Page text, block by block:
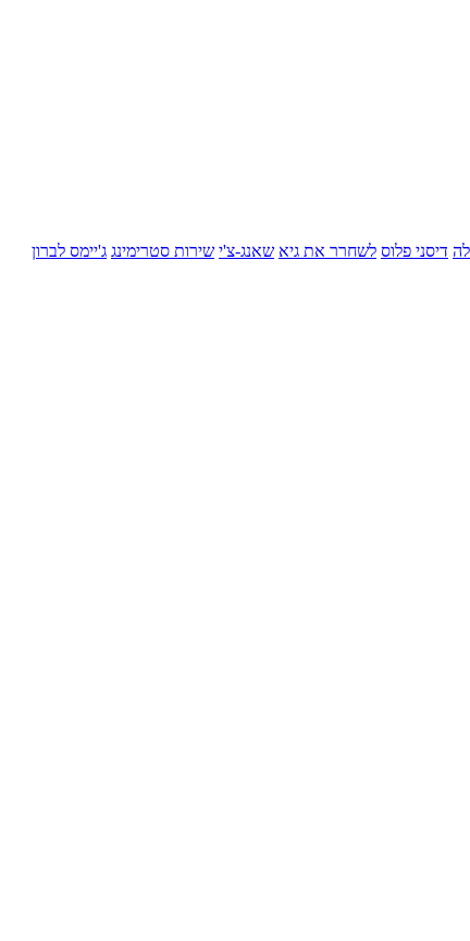
דיסני פלוס לשחרר את גיא שאנג-צ'י שירות סטרימינג ג'יימס לברון